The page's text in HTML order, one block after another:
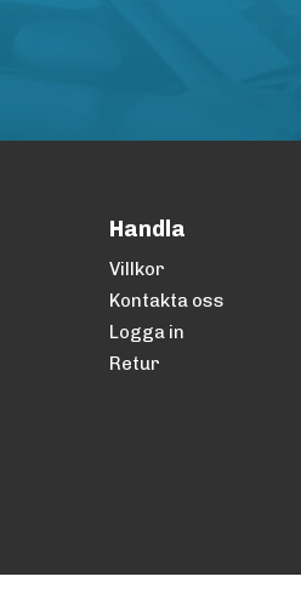
Handla
Villkor
Kontakta oss
Logga in
Retur